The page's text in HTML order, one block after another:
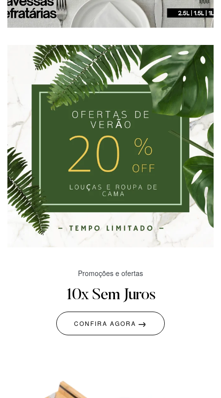
Promoções e ofertas
10x Sem Juros
CONFIRA AGORA